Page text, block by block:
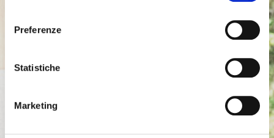
Preferenze
Statistiche
Marketing